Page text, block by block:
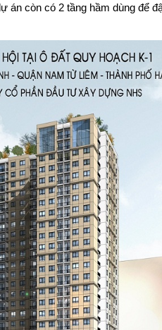
còn có 2 tầng hầm dùng để